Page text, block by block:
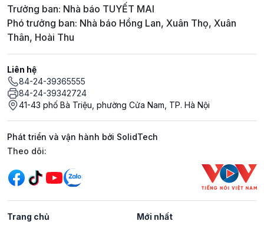
Trưởng ban: Nhà báo TUYẾT MAI
Phó trưởng ban: Nhà báo Hồng Lan, Xuân Thọ, Xuân
Thân, Hoài Thu
Liên hệ
84-24-39365555
84-24-39342724
41-43 phố Bà Triệu, phường Cửa Nam, TP. Hà Nội
Phát triển và vận hành bởi SolidTech
Mạng xã hội
Theo dõi:
Trang chủ Mới nhất